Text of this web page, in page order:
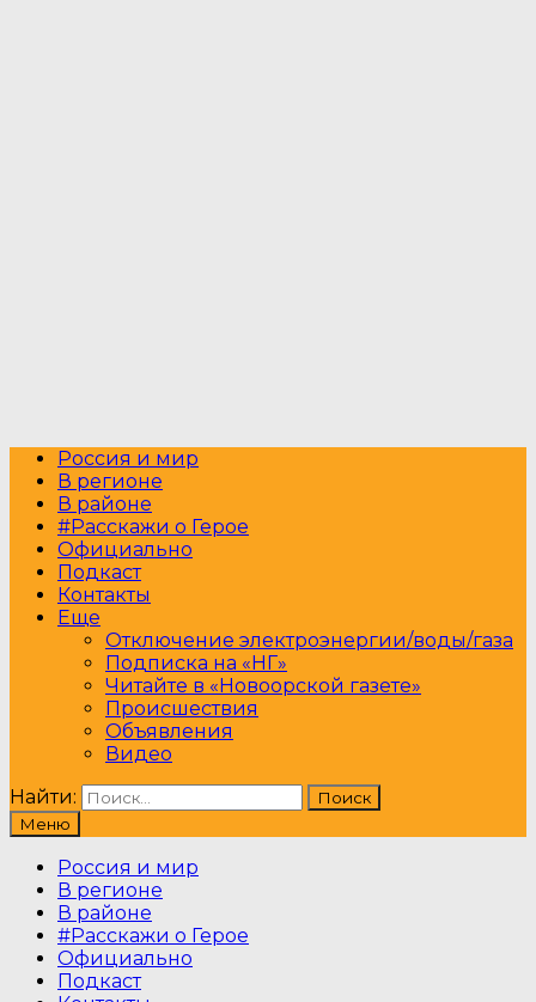
Россия и мир
В регионе
В районе
#Расскажи о Герое
Официально
Подкаст
Контакты
Еще
Отключение электроэнергии/воды/газа
Подписка на «НГ»
Читайте в «Новоорской газете»
Происшествия
Объявления
Видео
Найти:
Меню
Россия и мир
В регионе
В районе
#Расскажи о Герое
Официально
Подкаст